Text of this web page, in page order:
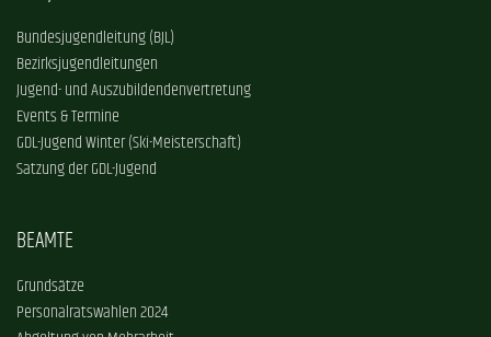
Bundesjugendleitung (BJL)
Bezirksjugendleitungen
Jugend- und Auszubildendenvertretung
Events & Termine
GDL-Jugend Winter (Ski-Meisterschaft)
Satzung der GDL-Jugend
BEAMTE
Grundsätze
Personalratswahlen 2024